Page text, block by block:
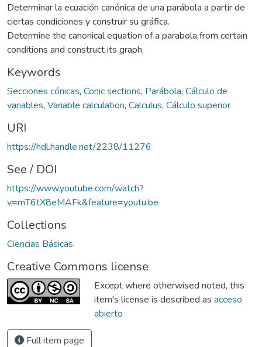
Determinar la ecuación canónica de una parábola a partir de
ciertas condiciones y construir su gráfica.
Determine the canonical equation of a parabola from certain
conditions and construct its graph.
Keywords
Secciones cónicas, Conic sections, Parábola, Cálculo de
variables, Variable calculation, Calculus, Cálculo superior
URI
https://hdl.handle.net/2238/11276
See / DOI
https://www.youtube.com/watch?
v=mT6tX8eMAFk&feature=youtu.be
Collections
Ciencias Básicas
Creative Commons license
Except where otherwised noted, this
item's license is described as acceso
abierto
Full item page